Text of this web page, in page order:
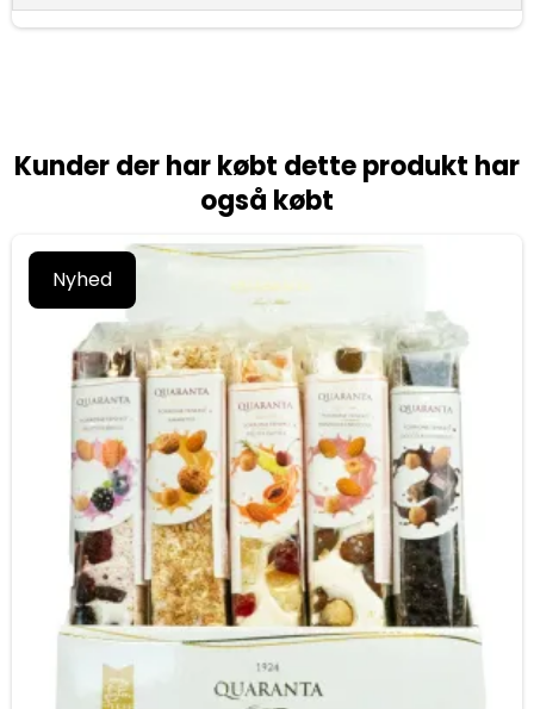
Kunder der har købt dette produkt har
også købt
Nyhed